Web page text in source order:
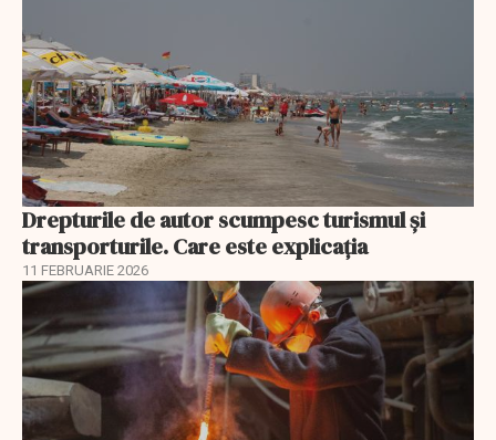
Drepturile de autor scumpesc turismul și
transporturile. Care este explicația
11 FEBRUARIE 2026